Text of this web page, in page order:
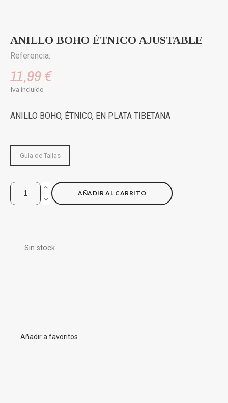
ANILLO BOHO ÉTNICO AJUSTABLE
Referencia:
11,99 €
Iva incluido
ANILLO BOHO, ÉTNICO, EN PLATA TIBETANA
Guía de Tallas
AÑADIR AL CARRITO
Sin stock
Añadir a favoritos